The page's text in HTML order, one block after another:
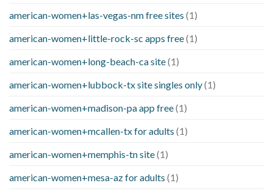
american-women+las-vegas-nm free sites (1)
american-women+little-rock-sc apps free(1)
american-women+long-beach-ca site(1)
american-women+lubbock-tx site singles only(1)
american-women+madison-pa app free(1)
american-women+mcallen-tx for adults (1)
american-women+memphis-tn site(1)
american-women+mesa-az for adults (1)